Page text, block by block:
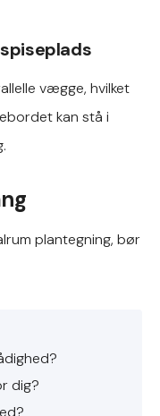
vægge, hvilket
kan stå i
plantegning, bør
dig?